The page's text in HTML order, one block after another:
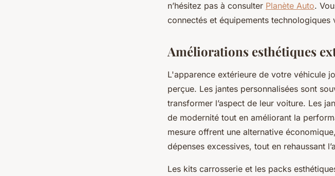
n’hésitez pas à consulter Planète Auto.
connectés et équipements
Améliorations esthétiques
L'apparence extérieure de votre véhicule
perçue. Les jantes personnalisées sont
transformer l’aspect de leur voiture. Les
de modernité tout en améliorant la
mesure offrent une alternative
dépenses excessives, tout en rehaussant
Les kits carrosserie et les packs